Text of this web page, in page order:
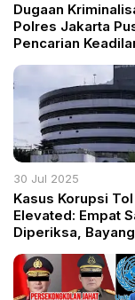
Dugaan
Polres Jakarta
Pencarian
Berlanjut
30 Jul 2025
Kasus Korupsi
Elevated: Empat
Diperiksa,
Jika Terbukti